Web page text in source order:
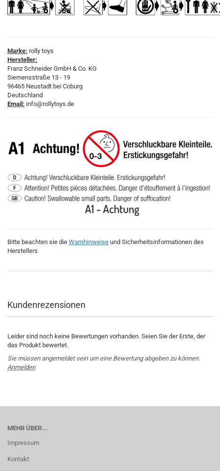
Marke: rolly toys
Hersteller:
Franz Schneider GmbH & Co. KG
Siemensstraße 13 - 19
96465 Neustadt bei Coburg
Deutschland
Email: info@rollytoys.de
Bitte beachten sie die Warnhinweise und Sicherheitsinformationen des
Herstellers
Kundenrezensionen
Leider sind noch keine Bewertungen vorhanden. Seien Sie der Erste, der
das Produkt bewertet.
Sie müssen angemeldet sein um eine Bewertung abgeben zu können.
Anmelden
MEHR ÜBER...
Impressum
Kontakt